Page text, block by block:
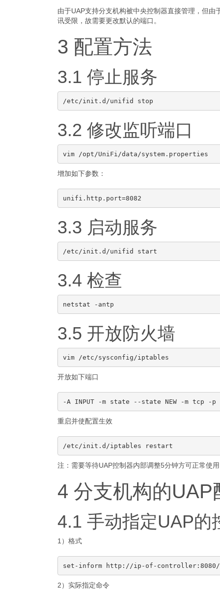
由于UAP支持分支机构被中央控制器直接管理，但
讯受限，故需要更改默认的端口。
3 配置方法
3.1 停止服务
3.2 修改监听端口
增加如下参数：
3.3 启动服务
3.4 检查
3.5 开放防火墙
开放如下端口
重启并使配置生效
注：需要等待UAP控制器内部调整5分钟方可正常使用
4 分支机构的UAP
4.1 手动指定UAP的
1）格式
2）实际指定命令